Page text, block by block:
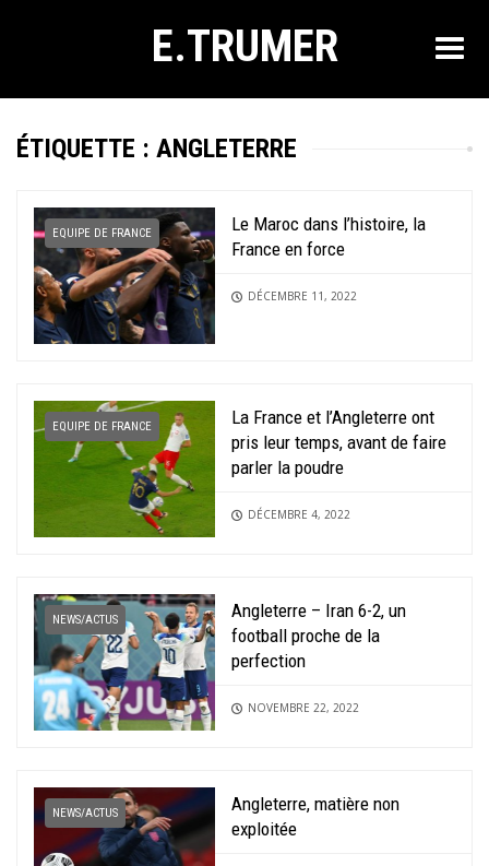
E.TRUMER
ÉTIQUETTE : ANGLETERRE
EQUIPE DE FRANCE
Le Maroc dans l’histoire, la
France en force
DÉCEMBRE 11, 2022
EQUIPE DE FRANCE
La France et l’Angleterre ont
pris leur temps, avant de faire
parler la poudre
DÉCEMBRE 4, 2022
NEWS/ACTUS
Angleterre – Iran 6-2, un
football proche de la
perfection
NOVEMBRE 22, 2022
NEWS/ACTUS
Angleterre, matière non
exploitée